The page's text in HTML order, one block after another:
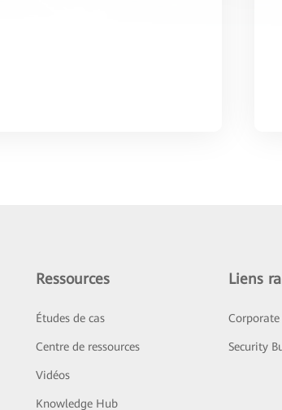
Ressources
Études de cas
Centre de ressources
Vidéos
Knowledge Hub
Liens
Corporate
Security